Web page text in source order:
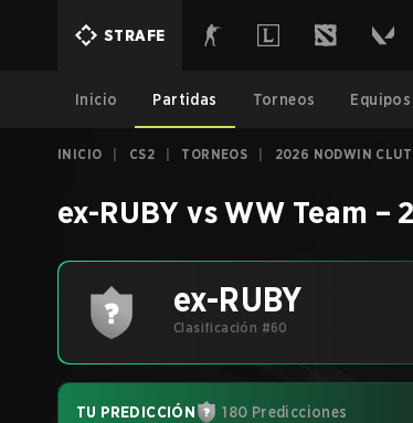
STRAFE
Inicio Partidas Torneos Equipos
INICIO CS2 TORNEOS 2026 NODWIN
ex-RUBY vsWW Team –
ex-RUBY
Clasificación #60
TU PREDICCIÓN 180 Predicciones